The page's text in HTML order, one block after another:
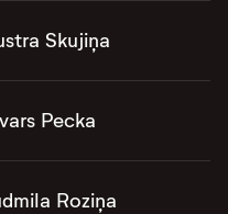
Skujiņa
Pecka
Roziņa